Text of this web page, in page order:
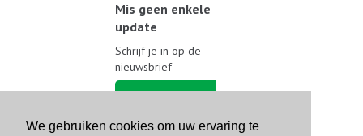
We gebruiken cookies om uw ervaring te
Mis geen enkele
update
Schrijf je in op de
nieuwsbrief